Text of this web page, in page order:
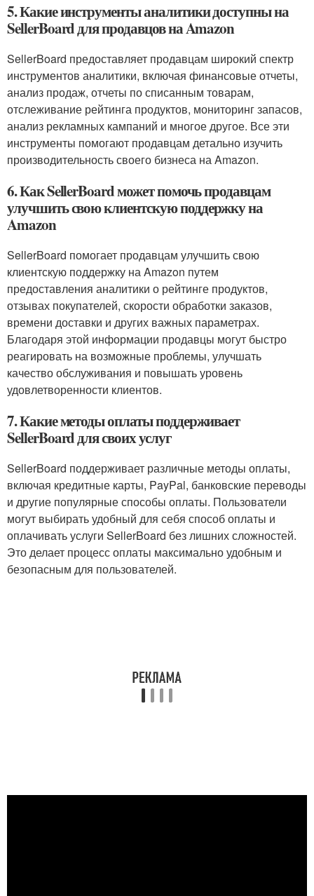
5. Какие инструменты аналитики доступны на
SellerBoard для продавцов на Amazon
SellerBoard предоставляет продавцам широкий спектр
инструментов аналитики, включая финансовые отчеты,
анализ продаж, отчеты по списанным товарам,
отслеживание рейтинга продуктов, мониторинг запасов,
анализ рекламных кампаний и многое другое. Все эти
инструменты помогают продавцам детально изучить
производительность своего бизнеса на Amazon.
6. Как SellerBoard может помочь продавцам
улучшить свою клиентскую поддержку на
Amazon
SellerBoard помогает продавцам улучшить свою
клиентскую поддержку на Amazon путем
предоставления аналитики о рейтинге продуктов,
отзывах покупателей, скорости обработки заказов,
времени доставки и других важных параметрах.
Благодаря этой информации продавцы могут быстро
реагировать на возможные проблемы, улучшать
качество обслуживания и повышать уровень
удовлетворенности клиентов.
7. Какие методы оплаты поддерживает
SellerBoard для своих услуг
SellerBoard поддерживает различные методы оплаты,
включая кредитные карты, PayPal, банковские переводы
и другие популярные способы оплаты. Пользователи
могут выбирать удобный для себя способ оплаты и
оплачивать услуги SellerBoard без лишних сложностей.
Это делает процесс оплаты максимально удобным и
безопасным для пользователей.